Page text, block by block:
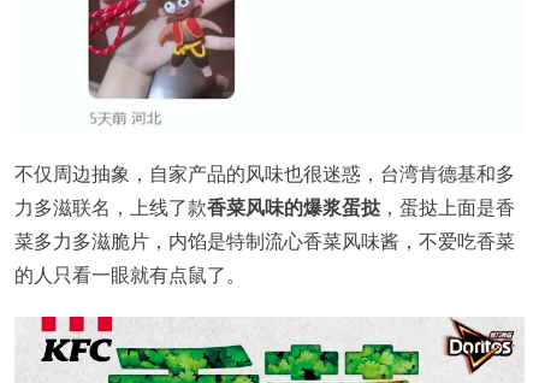
不仅周边抽象，自家产品的风味也很迷惑，台湾肯德基和多
力多滋联名，上线了款香菜风味的爆浆蛋挞 ，蛋挞上面是香
菜多力多滋脆片，内馅是特制流心香菜风味酱，不爱吃香菜
的人只看一眼就有点鼠了。